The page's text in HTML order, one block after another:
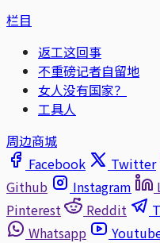
栏目
返工这回事
不重磅记者自留地
女人没有国家？
工具人
周边商城
Facebook
Twitter
Github
Instagram
Pinterest
Reddit
Whatsapp